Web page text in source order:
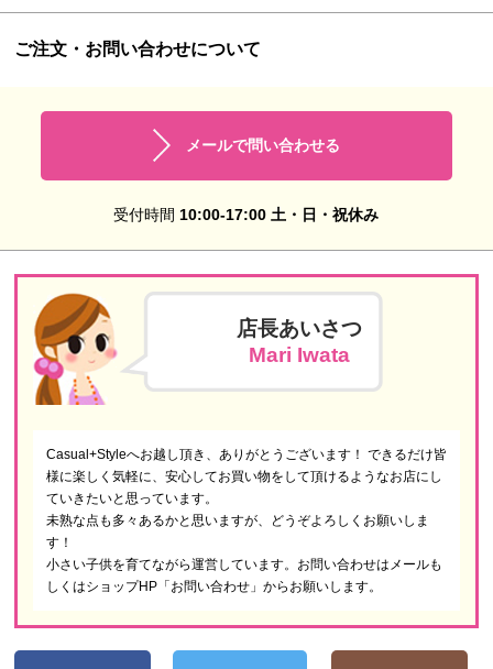
ご注文・お問い合わせについて
メールで問い合わせる
受付時間 10:00-17:00 土・日・祝休み
店長あいさつ
Mari Iwata
Casual+Styleへお越し頂き、ありがとうございます！ できるだけ皆
様に楽しく気軽に、安心してお買い物をして頂けるようなお店にし
ていきたいと思っています。
未熟な点も多々あるかと思いますが、どうぞよろしくお願いしま
す！
小さい子供を育てながら運営しています。お問い合わせはメールも
しくはショップHP「お問い合わせ」からお願いします。